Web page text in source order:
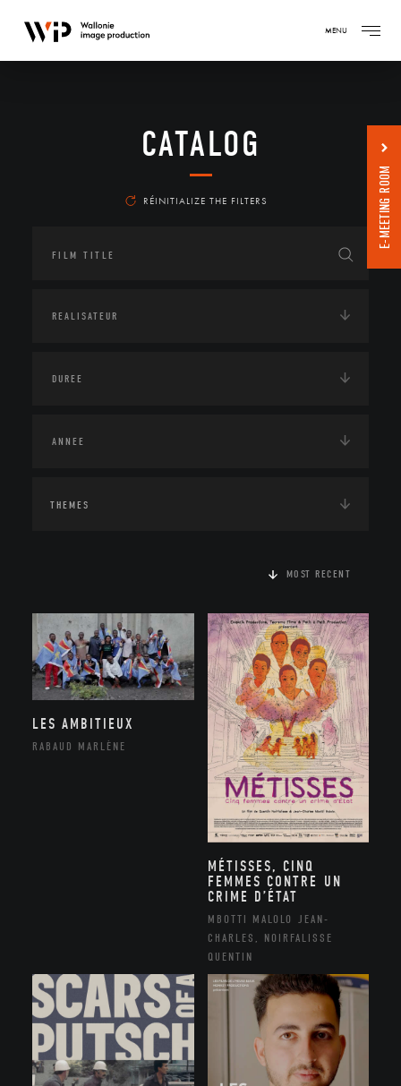
MENU
CATALOG
RÉINITIALIZE THE FILTERS
THEMES
MOST RECENT
LES AMBITIEUX
RABAUD MARLÈNE
MÉTISSES, CINQ
FEMMES CONTRE UN
CRIME D’ÉTAT
MBOTTI MALOLO JEAN-
CHARLES, NOIRFALISSE
QUENTIN
E-MEETING ROOM